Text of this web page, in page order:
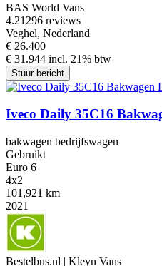
BAS World Vans
4.21296 reviews
Veghel, Nederland
€ 26.400
€ 31.944 incl. 21% btw
Stuur bericht
Iveco Daily 35C16
bakwagen bedrijfswagen
Gebruikt
Euro 6
4x2
101,921 km
2021
Bestelbus.nl | Kleyn Vans